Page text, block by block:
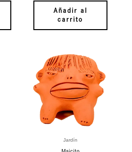
Añadir al
carrito
Jardín